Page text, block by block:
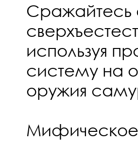
Сражайтесь
используя
систему на
оружия
Мифическое